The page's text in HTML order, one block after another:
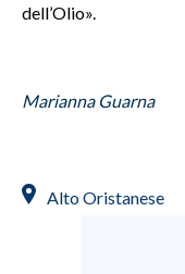
dell’Olio».
Marianna Guarna
Alto Oristanese